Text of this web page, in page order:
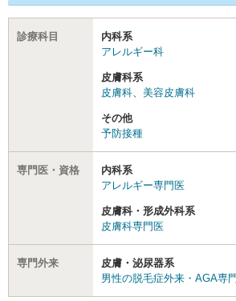
診療科目
内科系
アレルギー科
皮膚科系
皮膚科
美容皮膚科
その他
予防接種
専門医・資格
内科系
アレルギー専門医
皮膚科・形成外科系
皮膚科専門医
専門外来
皮膚・泌尿器系
男性の脱毛症外来・AGA専